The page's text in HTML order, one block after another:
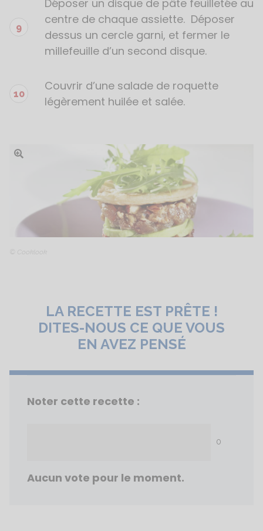
Déposer un disque de pâte feuilletée au
centre de chaque assiette. Déposer
dessus un cercle garni, et fermer le
millefeuille d’un second disque.
Couvrir d’une salade de roquette
légèrement huilée et salée.
Ouvrir l'image
© Cooklook
LA RECETTE EST PRÊTE !
DITES-NOUS CE QUE VOUS
EN AVEZ PENSÉ
Noter cette recette :
0
Aucun vote pour le moment.